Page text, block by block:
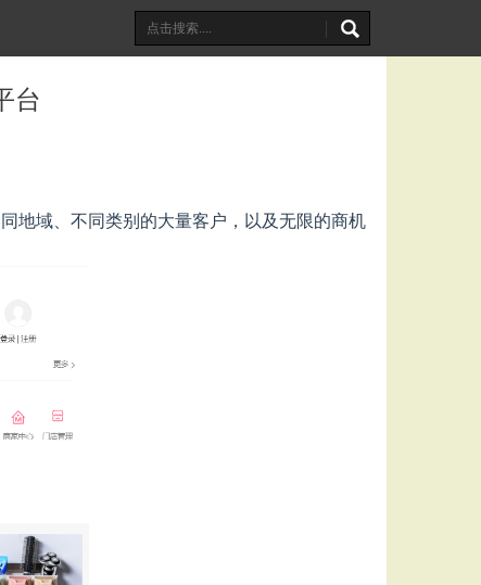
台
地域、不同类别的大量客户，以及无限的商机